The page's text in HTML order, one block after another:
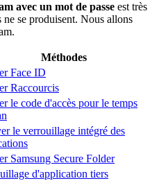
avec un mot de passe est très
se produisent. Nous allons
Méthodes
Face ID
Raccourcis
le code d'accès pour le temps
le verrouillage intégré des
Samsung Secure Folder
d'application tiers